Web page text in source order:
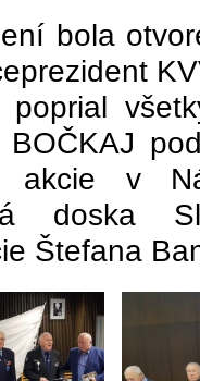
bola
poprial
akcie v
doska
Štefana